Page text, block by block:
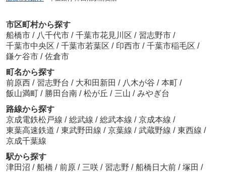
市区町村から探す
船橋市 / 八千代市 / 千葉市花見川区 / 習志野市 /
千葉市中央区 / 千葉市若葉区 / 印西市 / 千葉市稲毛区 /
鎌ケ谷市 / 佐倉市
町名から探す
前原西 / 習志野台 / 大和田新田 / 八木が谷 / 本町 /
飯山満町 / 勝田台南 / 松が丘 / 三山 / みやぎ台
路線から探す
京成電鉄松戸線 / 総武線 / 総武本線 / 京成本線 /
東葉高速鉄道 / 東武野田線 / 京葉線 / 武蔵野線 / 東西線 /
京成千葉線
駅から探す
津田沼 / 船橋 / 前原 / 三咲 / 習志野 / 船橋日大前 / 塚田 /